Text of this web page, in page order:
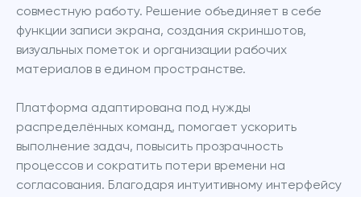
совместную работу. Решение объединяет в себе
функции записи экрана, создания скриншотов,
визуальных пометок и организации рабочих
материалов в едином пространстве.
Платформа адаптирована под нужды
распределённых команд, помогает ускорить
выполнение задач, повысить прозрачность
процессов и сократить потери времени на
согласования. Благодаря интуитивному интерфейсу